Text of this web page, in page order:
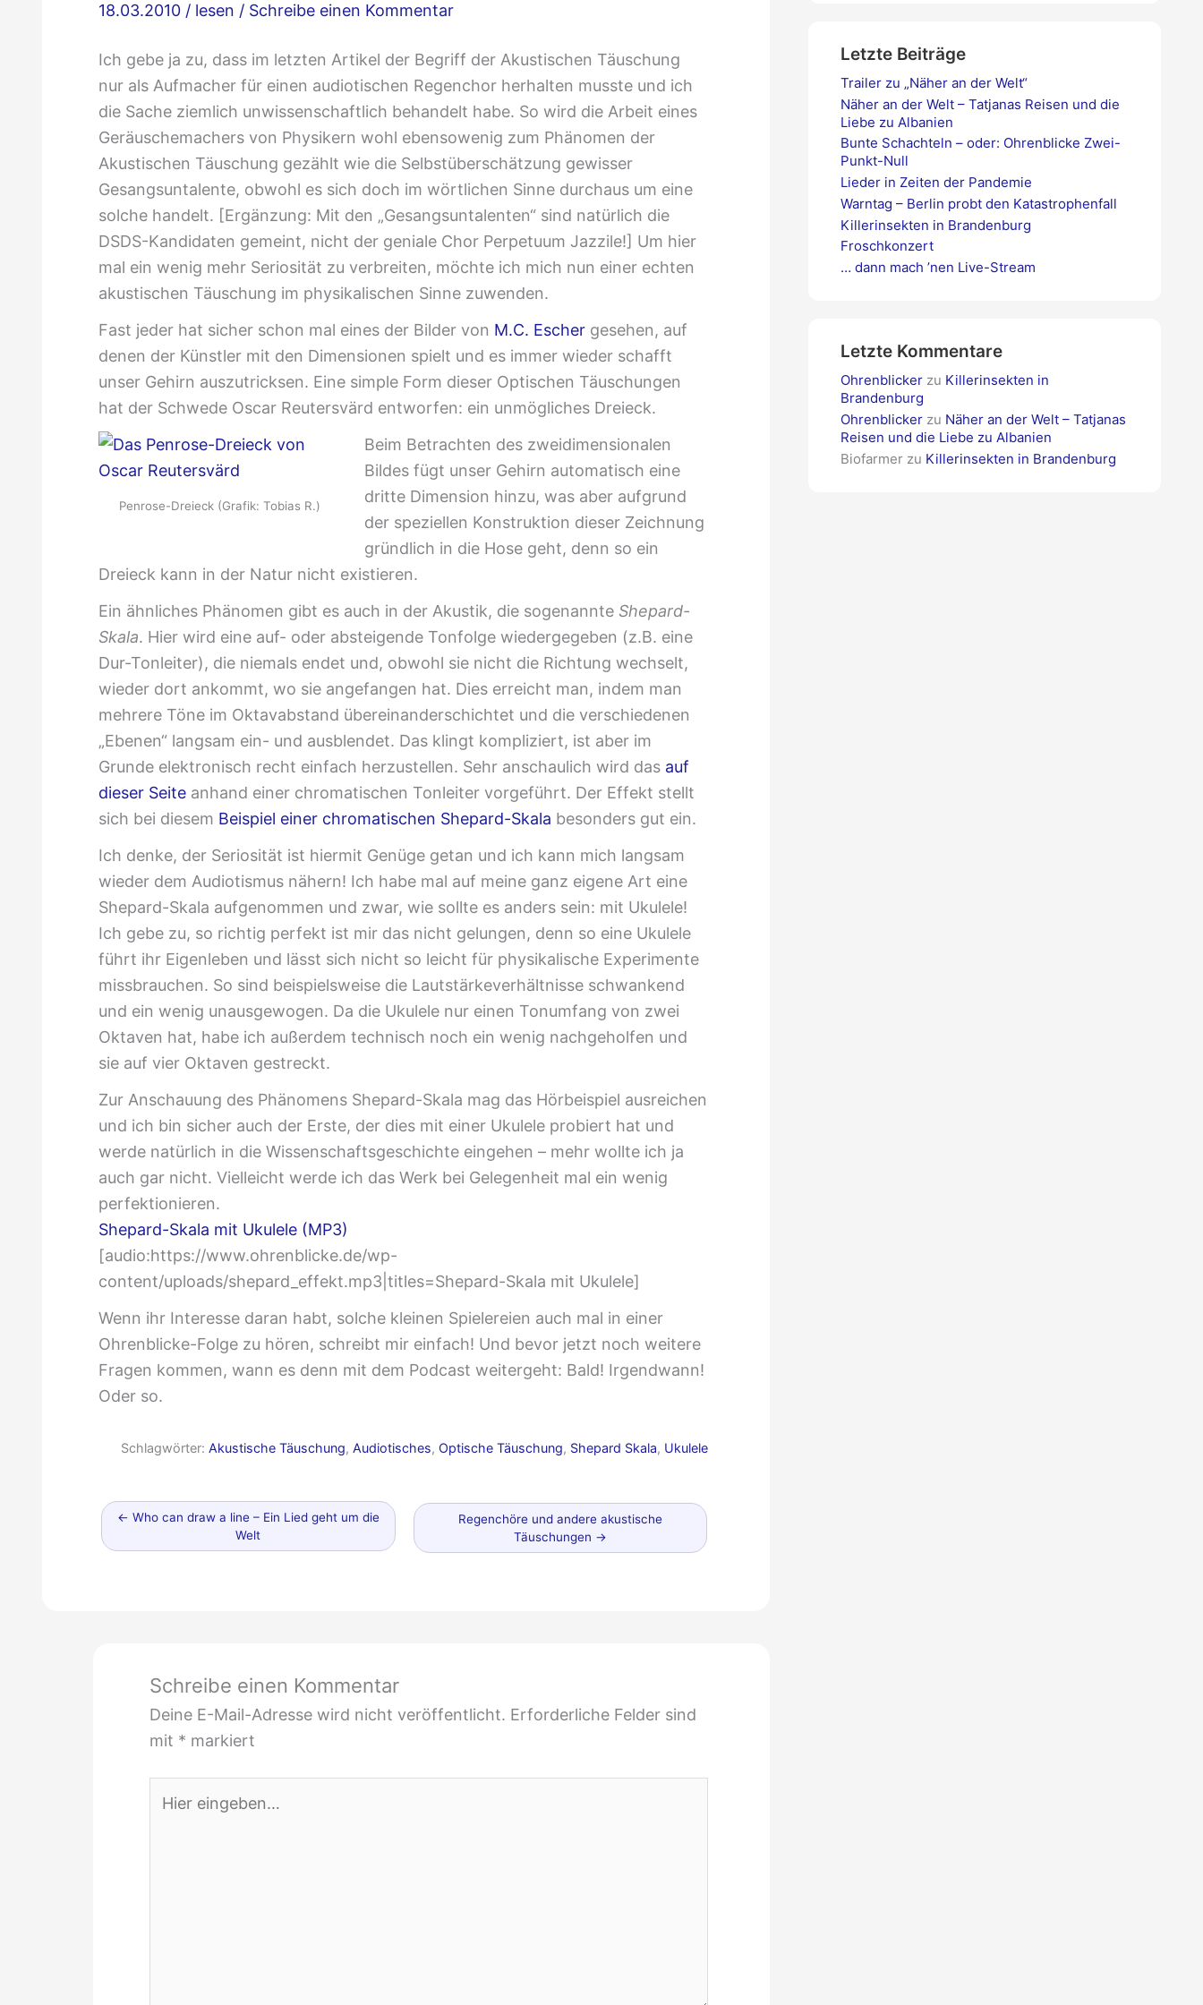
18.03.2010 / lesen / Schreibe einen Kommentar
Ich gebe ja zu, dass im letzten Artikel der Begriff der Akustischen Täuschung
nur als Aufmacher für einen audiotischen Regenchor herhalten musste und ich
die Sache ziemlich unwissenschaftlich behandelt habe. So wird die Arbeit eines
Geräuschemachers von Physikern wohl ebensowenig zum Phänomen der
Akustischen Täuschung gezählt wie die Selbstüberschätzung gewisser
Gesangsuntalente, obwohl es sich doch im wörtlichen Sinne durchaus um eine
solche handelt. [Ergänzung: Mit den „Gesangsuntalenten“ sind natürlich die
DSDS-Kandidaten gemeint, nicht der geniale Chor Perpetuum Jazzile!] Um hier
mal ein wenig mehr Seriosität zu verbreiten, möchte ich mich nun einer echten
akustischen Täuschung im physikalischen Sinne zuwenden.
Fast jeder hat sicher schon mal eines der Bilder von M.C. Escher gesehen, auf
denen der Künstler mit den Dimensionen spielt und es immer wieder schafft
unser Gehirn auszutricksen. Eine simple Form dieser Optischen Täuschungen
hat der Schwede Oscar Reutersvärd entworfen: ein unmögliches Dreieck.
Penrose-Dreieck (Grafik: Tobias R.)
Beim Betrachten des zweidimensionalen
Bildes fügt unser Gehirn automatisch eine
dritte Dimension hinzu, was aber aufgrund
der speziellen Konstruktion dieser Zeichnung
gründlich in die Hose geht, denn so ein
Dreieck kann in der Natur nicht existieren.
Ein ähnliches Phänomen gibt es auch in der Akustik, die sogenannte Shepard-
Skala. Hier wird eine auf- oder absteigende Tonfolge wiedergegeben (z.B. eine
Dur-Tonleiter), die niemals endet und, obwohl sie nicht die Richtung wechselt,
wieder dort ankommt, wo sie angefangen hat. Dies erreicht man, indem man
mehrere Töne im Oktavabstand übereinanderschichtet und die verschiedenen
„Ebenen“ langsam ein- und ausblendet. Das klingt kompliziert, ist aber im
Grunde elektronisch recht einfach herzustellen. Sehr anschaulich wird das auf
dieser Seite anhand einer chromatischen Tonleiter vorgeführt. Der Effekt stellt
sich bei diesem Beispiel einer chromatischen Shepard-Skala besonders gut ein.
Ich denke, der Seriosität ist hiermit Genüge getan und ich kann mich langsam
wieder dem Audiotismus nähern! Ich habe mal auf meine ganz eigene Art eine
Shepard-Skala aufgenommen und zwar, wie sollte es anders sein: mit Ukulele!
Ich gebe zu, so richtig perfekt ist mir das nicht gelungen, denn so eine Ukulele
führt ihr Eigenleben und lässt sich nicht so leicht für physikalische Experimente
missbrauchen. So sind beispielsweise die Lautstärkeverhältnisse schwankend
und ein wenig unausgewogen. Da die Ukulele nur einen Tonumfang von zwei
Oktaven hat, habe ich außerdem technisch noch ein wenig nachgeholfen und
sie auf vier Oktaven gestreckt.
Zur Anschauung des Phänomens Shepard-Skala mag das Hörbeispiel ausreichen
und ich bin sicher auch der Erste, der dies mit einer Ukulele probiert hat und
werde natürlich in die Wissenschaftsgeschichte eingehen – mehr wollte ich ja
auch gar nicht. Vielleicht werde ich das Werk bei Gelegenheit mal ein wenig
perfektionieren.
Shepard-Skala mit Ukulele (MP3)
[audio:https://www.ohrenblicke.de/wp-
content/uploads/shepard_effekt.mp3|titles=Shepard-Skala mit Ukulele]
Wenn ihr Interesse daran habt, solche kleinen Spielereien auch mal in einer
Ohrenblicke-Folge zu hören, schreibt mir einfach! Und bevor jetzt noch weitere
Fragen kommen, wann es denn mit dem Podcast weitergeht: Bald! Irgendwann!
Oder so.
Schlagwörter:Akustische Täuschung,Audiotisches,Optische Täuschung, Shepard Skala, Ukulele
Älterer
Regenchöre und andere akustische
Täuschungen →
← Neuerer
Who can draw a line – Ein Lied geht um die
Welt
Schreibe einen Kommentar
Deine E-Mail-Adresse wird nicht veröffentlicht. Erforderliche Felder sind
mit * markiert
eingeben…
n
c
h
:
Letzte Beiträge
Trailer zu „Näher an der Welt“
Näher an der Welt – Tatjanas Reisen und die
Liebe zu Albanien
Bunte Schachteln – oder: Ohrenblicke Zwei-
Punkt-Null
Lieder in Zeiten der Pandemie
Warntag – Berlin probt den Katastrophenfall
Killerinsekten in Brandenburg
Froschkonzert
… dann mach ’nen Live-Stream
Letzte Kommentare
Ohrenblicker zu Killerinsekten in
Brandenburg
Ohrenblicker zu Näher an der Welt – Tatjanas
Reisen und die Liebe zu Albanien
Biofarmer zu Killerinsekten in Brandenburg